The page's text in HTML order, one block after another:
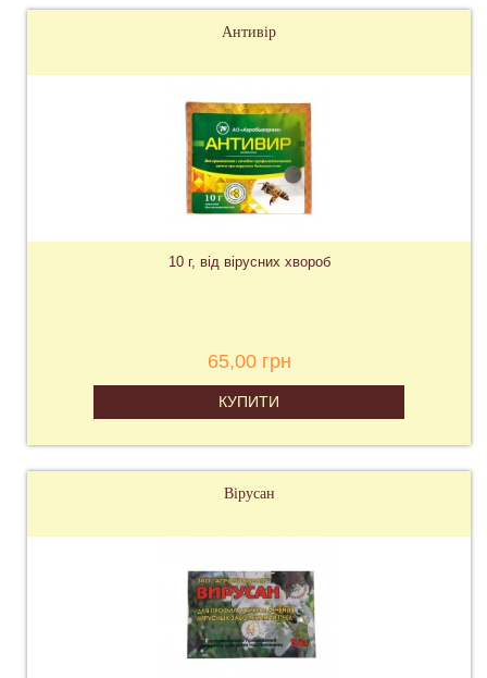
Антивір
10 г, від вірусних хвороб
65,00 грн
КУПИТИ
Вірусан